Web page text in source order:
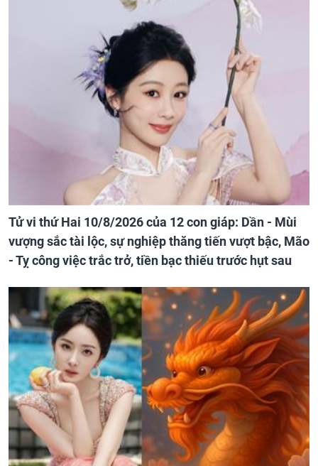
Tử vi thứ Hai 10/8/2026 của 12 con giáp: Dần - Mùi
vượng sắc tài lộc, sự nghiệp thăng tiến vượt bậc, Mão
- Tỵ công việc trắc trở, tiền bạc thiếu trước hụt sau